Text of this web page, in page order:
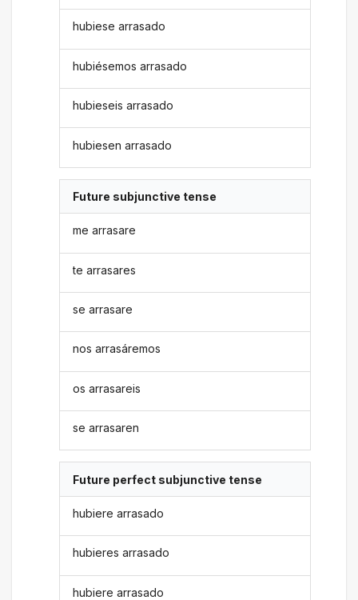
hubiese arrasado
hubiésemos arrasado
hubieseis arrasado
hubiesen arrasado
Future subjunctive tense
me arrasare
te arrasares
se arrasare
nos arrasáremos
os arrasareis
se arrasaren
Future perfect subjunctive tense
hubiere arrasado
hubieres arrasado
hubiere arrasado